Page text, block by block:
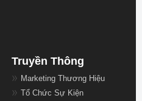
Truyền Thông
Marketing Thương Hiệu
Tổ Chức Sự Kiện